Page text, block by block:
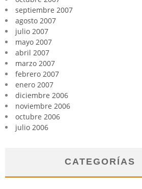
septiembre 2007
agosto 2007
julio 2007
mayo 2007
abril 2007
marzo 2007
febrero 2007
enero 2007
diciembre 2006
noviembre 2006
octubre 2006
julio 2006
CATEGORÍAS